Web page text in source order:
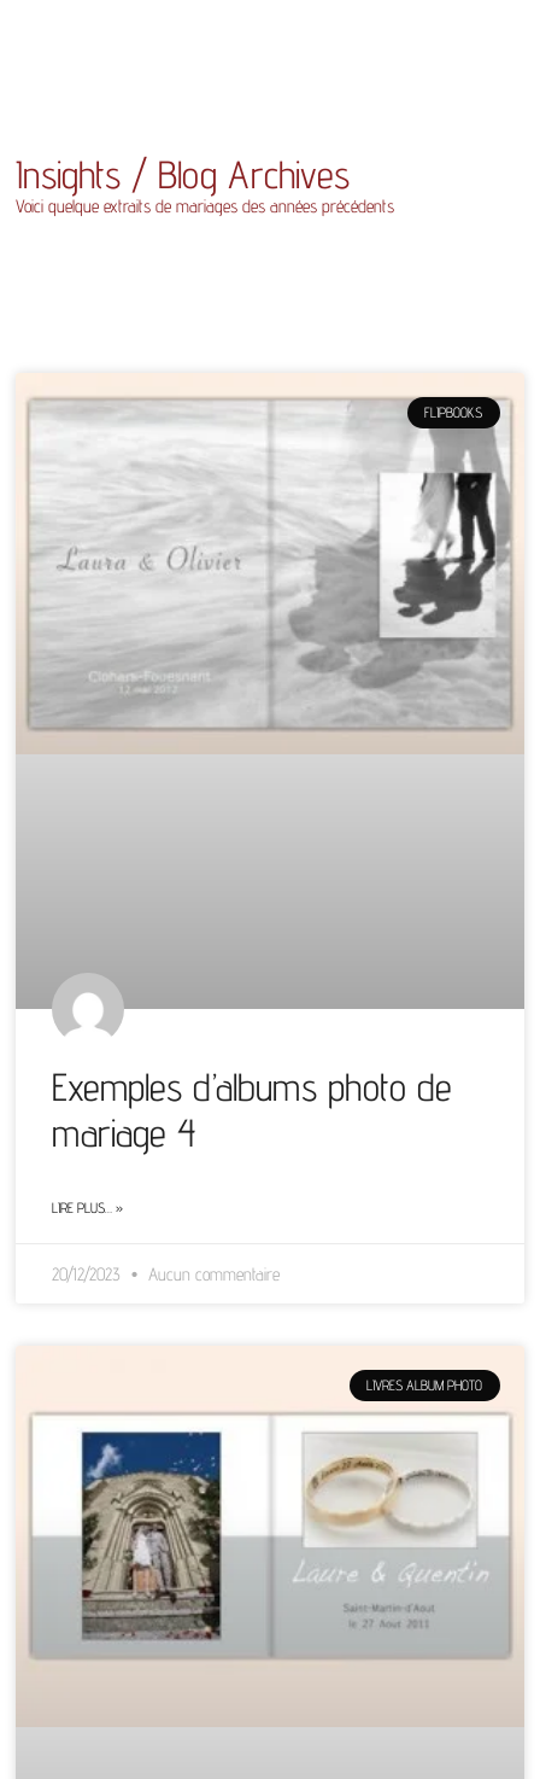
Insights / Blog Archives
Voici quelque extraits de mariages des années précédents
FLIPBOOKS
Exemples d’albums photo de
mariage 4
LIRE PLUS… »
20/12/2023 Aucun commentaire
LIVRES ALBUM PHOTO